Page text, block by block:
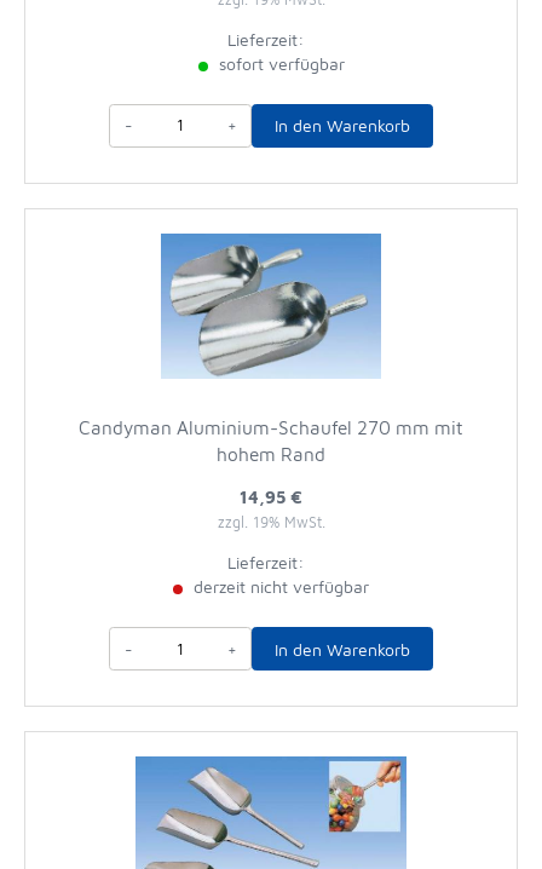
Lieferzeit:
sofort verfügbar
- + In den Warenkorb
Candyman Aluminium-Schaufel 270 mm mit
hohem Rand
14,95 €
zzgl. 19% MwSt.
Lieferzeit:
derzeit nicht verfügbar
- + In den Warenkorb